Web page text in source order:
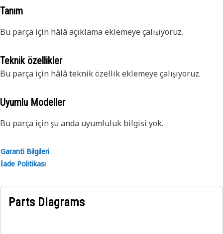
Tanım
Bu parça için hâlâ açıklama eklemeye çalışıyoruz.
Teknik özellikler
Bu parça için hâlâ teknik özellik eklemeye çalışıyoruz.
Uyumlu Modeller
Bu parça için şu anda uyumluluk bilgisi yok.
Garanti Bilgileri
İade Politikası
Parts Diagrams